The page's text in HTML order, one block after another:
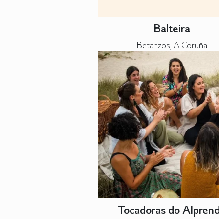
Balteira
Betanzos, A Coruña
Tocadoras do